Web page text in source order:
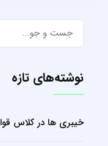
نوشته‌های تازه
خیبری ها در کلاس